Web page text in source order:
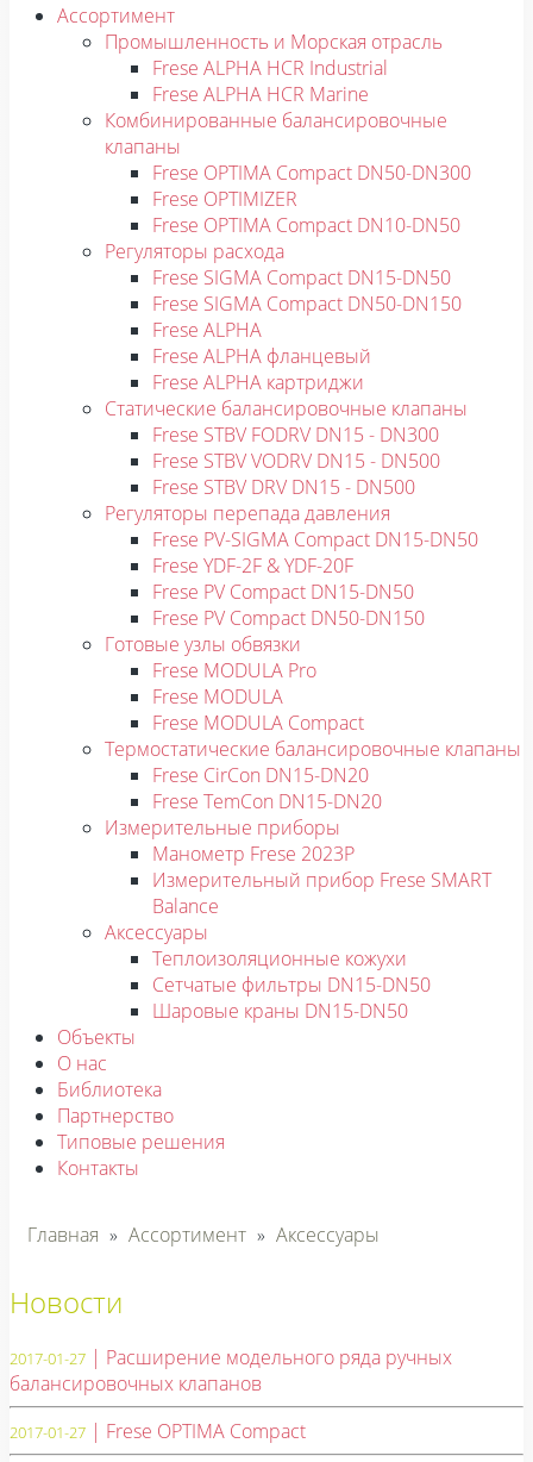
Ассортимент
Промышленность и Морская отрасль
Frese ALPHA HCR Industrial
Frese ALPHA HCR Marine
Комбинированные балансировочные
клапаны
Frese OPTIMA Compact DN50-DN300
Frese OPTIMIZER
Frese OPTIMA Compact DN10-DN50
Регуляторы расхода
Frese SIGMA Compact DN15-DN50
Frese SIGMA Compact DN50-DN150
Frese ALPHA
Frese ALPHA фланцевый
Frese ALPHA картриджи
Статические балансировочные клапаны
Frese STBV FODRV DN15 - DN300
Frese STBV VODRV DN15 - DN500
Frese STBV DRV DN15 - DN500
Регуляторы перепада давления
Frese PV-SIGMA Compact DN15-DN50
Frese YDF-2F & YDF-20F
Frese PV Compact DN15-DN50
Frese PV Compact DN50-DN150
Готовые узлы обвязки
Frese MODULA Pro
Frese MODULA
Frese MODULA Compact
Термостатические балансировочные клапаны
Frese CirCon DN15-DN20
Frese TemCon DN15-DN20
Измерительные приборы
Манометр Frese 2023P
Измерительный прибор Frese SMART
Balance
Аксессуары
Теплоизоляционные кожухи
Сетчатые фильтры DN15-DN50
Шаровые краны DN15-DN50
Объекты
О нас
Библиотека
Партнерство
Типовые решения
Контакты
Главная » Ассортимент » Аксессуары
Новости
2017-01-27 | Расширение модельного ряда ручных
балансировочных клапанов
2017-01-27 | Frese OPTIMA Compact